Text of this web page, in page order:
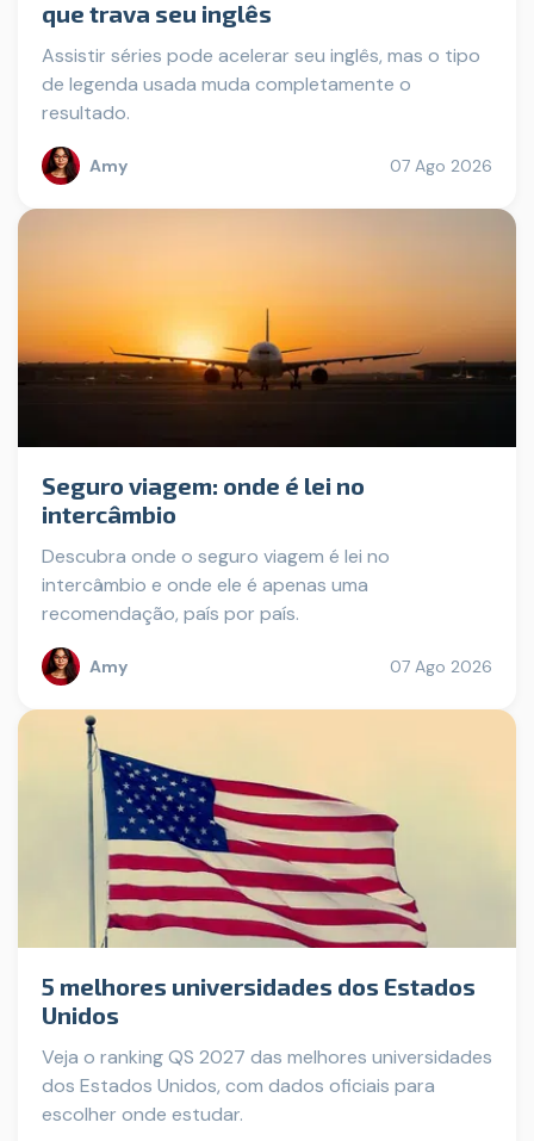
que trava seu inglês
Assistir séries pode acelerar seu inglês, mas o tipo
de legenda usada muda completamente o
resultado.
Amy 07 Ago 2026
Seguro viagem: onde é lei no
intercâmbio
Descubra onde o seguro viagem é lei no
intercâmbio e onde ele é apenas uma
recomendação, país por país.
Amy 07 Ago 2026
5 melhores universidades dos Estados
Unidos
Veja o ranking QS 2027 das melhores universidades
dos Estados Unidos, com dados oficiais para
escolher onde estudar.